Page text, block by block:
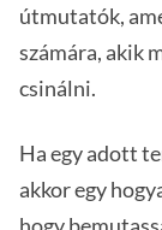
útmutatók,
számára, akik
csinálni.
Ha egy adott
akkor egy
hogy